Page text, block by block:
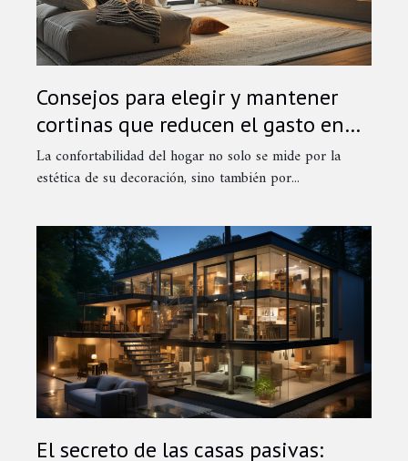
Consejos para elegir y mantener
cortinas que reducen el gasto en
calefacción
La confortabilidad del hogar no solo se mide por la
estética de su decoración, sino también por...
El secreto de las casas pasivas: